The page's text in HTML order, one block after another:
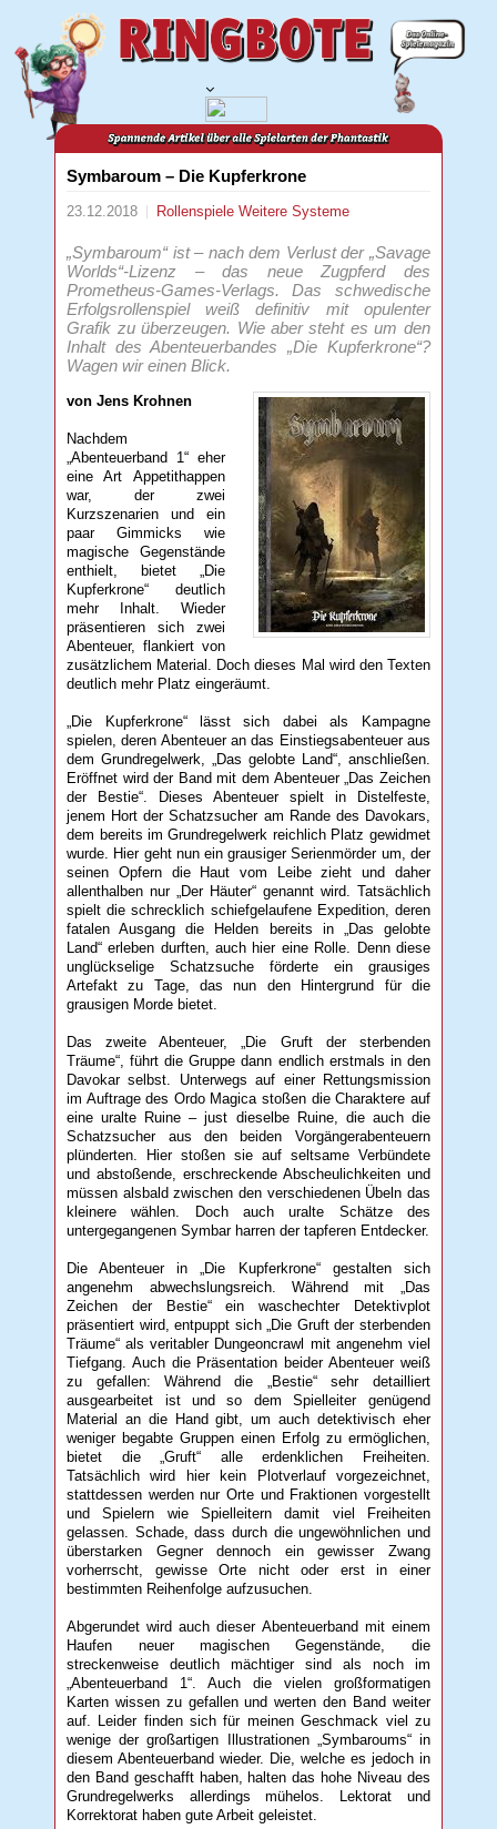
Symbaroum – Die Kupferkrone
23.12.2018 RollenspieleWeitere Systeme
„Symbaroum“ ist – nach dem Verlust der „Savage
Worlds“-Lizenz – das neue Zugpferd des
Prometheus-Games-Verlags. Das schwedische
Erfolgsrollenspiel weiß definitiv mit opulenter
Grafik zu überzeugen. Wie aber steht es um den
Inhalt des Abenteuerbandes „Die Kupferkrone“?
Wagen wir einen Blick.
von Jens Krohnen
Nachdem
„Abenteuerband 1“ eher
eine Art Appetithappen
war, der zwei
Kurzszenarien und ein
paar Gimmicks wie
magische Gegenstände
enthielt, bietet „Die
Kupferkrone“ deutlich
mehr Inhalt. Wieder
präsentieren sich zwei
Abenteuer, flankiert von
zusätzlichem Material. Doch dieses Mal wird den Texten
deutlich mehr Platz eingeräumt.
„Die Kupferkrone“ lässt sich dabei als Kampagne
spielen, deren Abenteuer an das Einstiegsabenteuer aus
dem Grundregelwerk, „Das gelobte Land“, anschließen.
Eröffnet wird der Band mit dem Abenteuer „Das Zeichen
der Bestie“. Dieses Abenteuer spielt in Distelfeste,
jenem Hort der Schatzsucher am Rande des Davokars,
dem bereits im Grundregelwerk reichlich Platz gewidmet
wurde. Hier geht nun ein grausiger Serienmörder um, der
seinen Opfern die Haut vom Leibe zieht und daher
allenthalben nur „Der Häuter“ genannt wird. Tatsächlich
spielt die schrecklich schiefgelaufene Expedition, deren
fatalen Ausgang die Helden bereits in „Das gelobte
Land“ erleben durften, auch hier eine Rolle. Denn diese
unglückselige Schatzsuche förderte ein grausiges
Artefakt zu Tage, das nun den Hintergrund für die
grausigen Morde bietet.
Das zweite Abenteuer, „Die Gruft der sterbenden
Träume“, führt die Gruppe dann endlich erstmals in den
Davokar selbst. Unterwegs auf einer Rettungsmission
im Auftrage des Ordo Magica stoßen die Charaktere auf
eine uralte Ruine – just dieselbe Ruine, die auch die
Schatzsucher aus den beiden Vorgängerabenteuern
plünderten. Hier stoßen sie auf seltsame Verbündete
und abstoßende, erschreckende Abscheulichkeiten und
müssen alsbald zwischen den verschiedenen Übeln das
kleinere wählen. Doch auch uralte Schätze des
untergegangenen Symbar harren der tapferen Entdecker.
Die Abenteuer in „Die Kupferkrone“ gestalten sich
angenehm abwechslungsreich. Während mit „Das
Zeichen der Bestie“ ein waschechter Detektivplot
präsentiert wird, entpuppt sich „Die Gruft der sterbenden
Träume“ als veritabler Dungeoncrawl mit angenehm viel
Tiefgang. Auch die Präsentation beider Abenteuer weiß
zu gefallen: Während die „Bestie“ sehr detailliert
ausgearbeitet ist und so dem Spielleiter genügend
Material an die Hand gibt, um auch detektivisch eher
weniger begabte Gruppen einen Erfolg zu ermöglichen,
bietet die „Gruft“ alle erdenklichen Freiheiten.
Tatsächlich wird hier kein Plotverlauf vorgezeichnet,
stattdessen werden nur Orte und Fraktionen vorgestellt
und Spielern wie Spielleitern damit viel Freiheiten
gelassen. Schade, dass durch die ungewöhnlichen und
überstarken Gegner dennoch ein gewisser Zwang
vorherrscht, gewisse Orte nicht oder erst in einer
bestimmten Reihenfolge aufzusuchen.
Abgerundet wird auch dieser Abenteuerband mit einem
Haufen neuer magischen Gegenstände, die
streckenweise deutlich mächtiger sind als noch im
„Abenteuerband 1“. Auch die vielen großformatigen
Karten wissen zu gefallen und werten den Band weiter
auf. Leider finden sich für meinen Geschmack viel zu
wenige der großartigen Illustrationen „Symbaroums“ in
diesem Abenteuerband wieder. Die, welche es jedoch in
den Band geschafft haben, halten das hohe Niveau des
Grundregelwerks allerdings mühelos. Lektorat und
Korrektorat haben gute Arbeit geleistet.